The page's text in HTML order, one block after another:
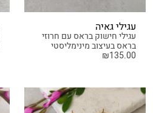
עגילי גאיה
עגילי חישוק בראס עם חרוזי
בראס בעיצוב מינימליסטי
₪135.00